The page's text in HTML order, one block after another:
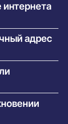
Вы
—
адрес
может
в
подключить.
и
работы,